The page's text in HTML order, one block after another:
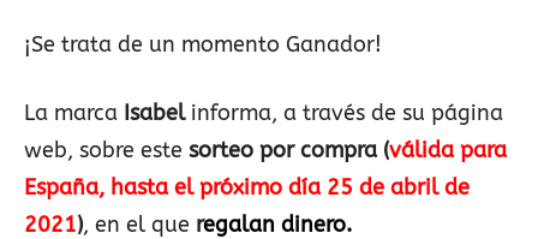
¡Se trata de un momento Ganador!
La marca Isabelinforma, a través de su página
web, sobre este sorteo por compra (válida para
España, hasta el próximo día 25 de abril de
2021), en el que regalan dinero.